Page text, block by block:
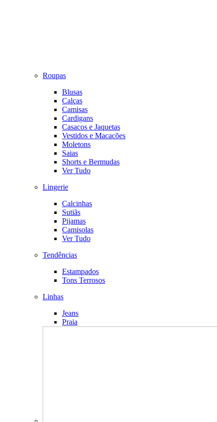
Roupas
Blusas
Calças
Camisas
Cardigans
Casacos e Jaquetas
Vestidos e Macacões
Moletons
Saias
Shorts e Bermudas
Ver Tudo
Lingerie
Calcinhas
Sutiãs
Pijamas
Camisolas
Ver Tudo
Tendências
Estampados
Tons Terrosos
Linhas
Jeans
Praia